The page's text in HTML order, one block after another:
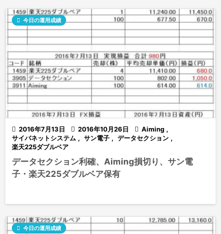
 2016年7月13日  2016年10月26日
 今日の運用成績
 Aiming ,
サイバネットシステム , サン電子 , データセクション ,
楽天225ダブルベア
データセクション利確、Aiming損切り、サン電
子・楽天225ダブルベア保有
 今日の運用成績